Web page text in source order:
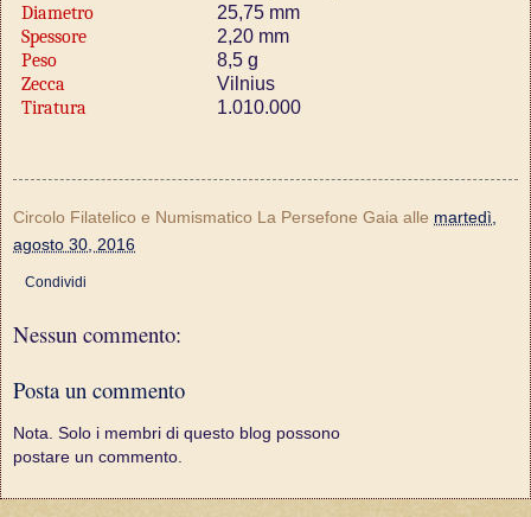
Diametro 25,75 mm
Spessore 2,20 mm
Peso 8,5 g
Zecca Vilnius
Tiratura 1.010.000
Circolo Filatelico e Numismatico La Persefone Gaia alle martedì,
agosto 30, 2016
Condividi
Nessun commento:
Posta un commento
Nota. Solo i membri di questo blog possono
postare un commento.